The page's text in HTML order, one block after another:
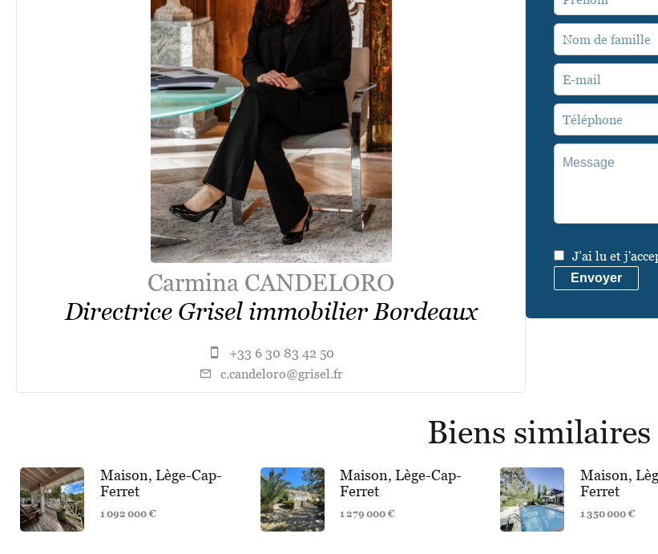
Carmina CANDELORO
Directrice Grisel immobilier Bordeaux
+33 6 30 83 42 50
c.candeloro@grisel.fr
J’ai lu et
Envoyer
Biens similaires
Maison, Lège-Cap-
Ferret
1 092 000 €
Maison, Lège-Cap-
Ferret
1 279 000 €
Maison,
Ferret
1 350 000 €